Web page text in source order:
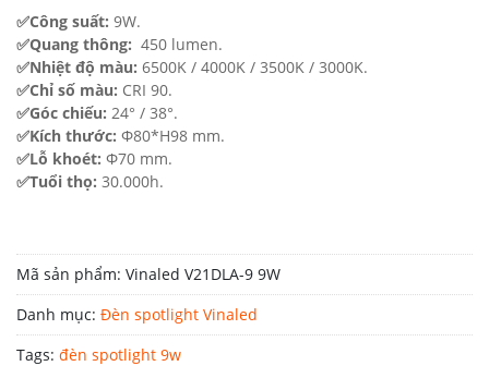
✅Công suất: 9W.
✅Quang thông: 450 lumen.
✅Nhiệt độ màu: 6500K / 4000K / 3500K / 3000K.
✅Chỉ số màu: CRI 90.
✅Góc chiếu: 24° / 38°.
✅Kích thước: Φ80*H98 mm.
✅Lỗ khoét: Φ70 mm.
✅Tuổi thọ: 30.000h.
Mã sản phẩm: Vinaled V21DLA-9 9W
Danh mục: Đèn spotlight Vinaled
Tags: đèn spotlight 9w